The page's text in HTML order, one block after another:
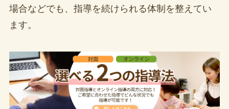
場合などでも、指導を続けられる体制を整えてい
ます。